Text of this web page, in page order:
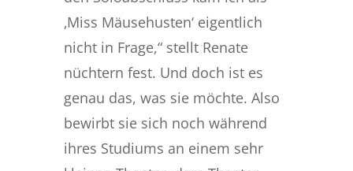
‚Miss Mäusehusten‘ eigentlich
nicht in Frage,“ stellt Renate
nüchtern fest. Und doch ist es
genau das, was sie möchte. Also
bewirbt sie sich noch während
ihres Studiums an einem sehr